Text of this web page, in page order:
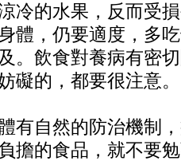
冷的水果，反而受
體，仍要適度，多
。飲食對養病有密
礙的，都要很注意。
有自然的防治機制
擔的食品，就不要